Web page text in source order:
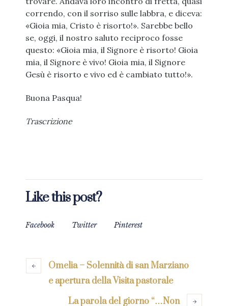
correndo, con il sorriso sulle labbra, e diceva:
«Gioia mia, Cristo è risorto!». Sarebbe bello
se, oggi, il nostro saluto reciproco fosse
questo: «Gioia mia, il Signore è risorto! Gioia
mia, il Signore è vivo! Gioia mia, il Signore
Gesù è risorto e vivo ed è cambiato tutto!».
Buona Pasqua!
Trascrizione
Like this post?
Facebook Twitter Pinterest
Omelia – Solennità di san Marziano
e apertura della Visita pastorale
La parola del giorno “…Non